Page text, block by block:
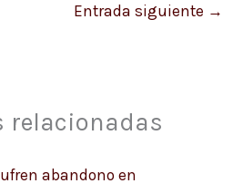
Entrada siguiente →
relacionadas